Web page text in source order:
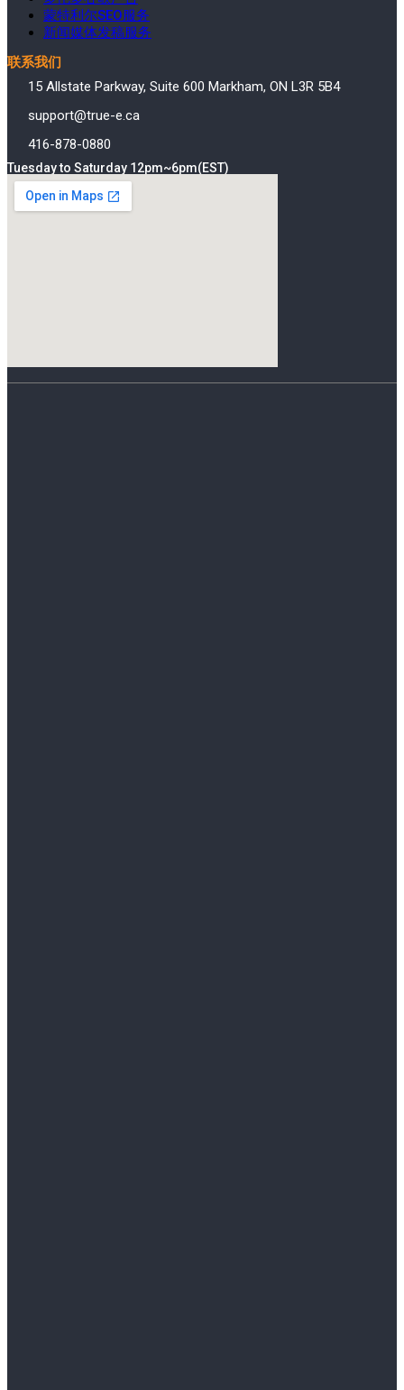
蒙特利尔SEO服务
新闻媒体发稿服务
联系我们
15 Allstate Parkway, Suite 600 Markham, ON L3R 5B4
support@true-e.ca
416-878-0880
Tuesday to Saturday 12pm~6pm(EST)